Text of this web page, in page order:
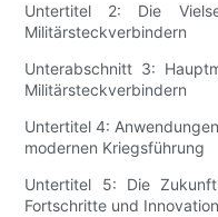
Untertitel 2: Die
Militärsteckverbindern
Unterabschnitt 3:
Militärsteckverbindern
Untertitel 4:
modernen Kriegsführung
Untertitel 5: Die Zukunft
Fortschritte und